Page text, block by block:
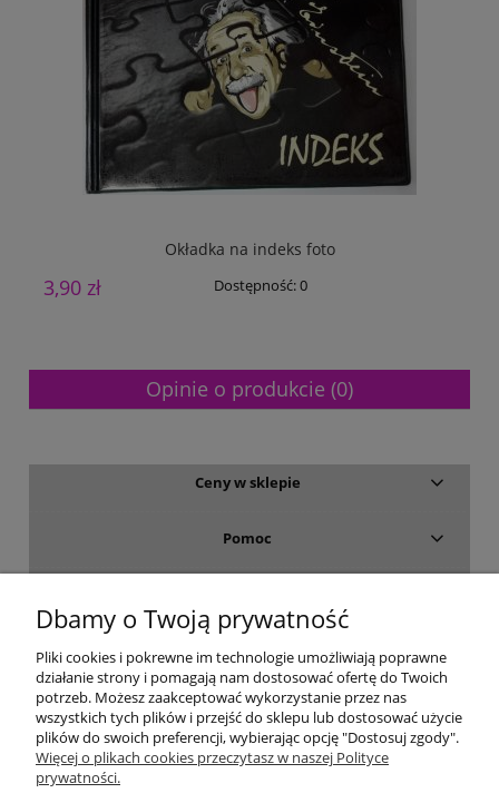
Okładka na indeks foto
3,90 zł Dostępność:0
Opinie o produkcie (0)
Ceny w sklepie
Pomoc
Moje konto
Gwarancja i zwroty
O firmie
Dbamy o Twoją prywatność
Pliki cookies i pokrewne im technologie umożliwiają poprawne
działanie strony i pomagają nam dostosować ofertę do Twoich
potrzeb. Możesz zaakceptować wykorzystanie przez nas
wszystkich tych plików i przejść do sklepu lub dostosować użycie
plików do swoich preferencji, wybierając opcję "Dostosuj zgody".
Więcej o plikach cookies przeczytasz w naszej Polityce
prywatności.